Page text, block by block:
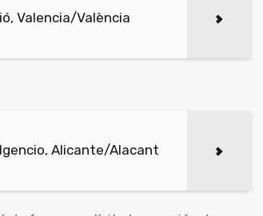
Valencia/València
Alicante/Alacant